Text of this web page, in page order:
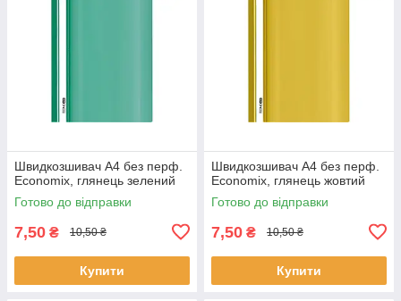
Швидкозшивач А4 без перф.
Economix, глянець зелений
Готово до відправки
7,50 ₴ 10,50 ₴
Купити
Швидкозшивач А4 без перф.
Economix, глянець жовтий
Готово до відправки
7,50 ₴ 10,50 ₴
Купити